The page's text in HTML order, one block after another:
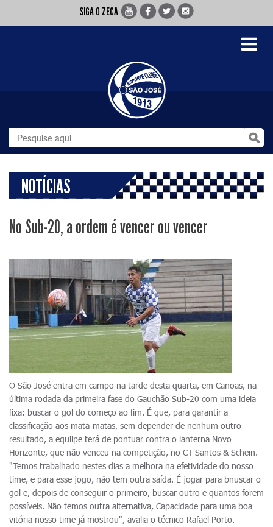
SIGA O ZECA
Toggle
NOTÍCIAS
No Sub-20, a ordem é vencer ou vencer
O São José entra em campo na tarde desta quarta, em Canoas, na
última rodada da primeira fase do Gauchão Sub-20 com uma ideia
fixa: buscar o gol do começo ao fim. É que, para garantir a
classificação aos mata-matas, sem depender de nenhum outro
resultado, a equiipe terá de pontuar contra o lanterna Novo
Horizonte, que não venceu na competição, no CT Santos & Schein.
"Temos trabalhado nestes dias a melhora na efetividade do nosso
time, e para esse jogo, não tem outra saída. É jogar para bnuscar o
gol e, depois de conseguir o primeiro, buscar outro e quantos forem
possíveis. Não temos outra alternativa, Capacidade para uma boa
vitória nosso time já mostrou", avalia o técnico Rafael Porto.